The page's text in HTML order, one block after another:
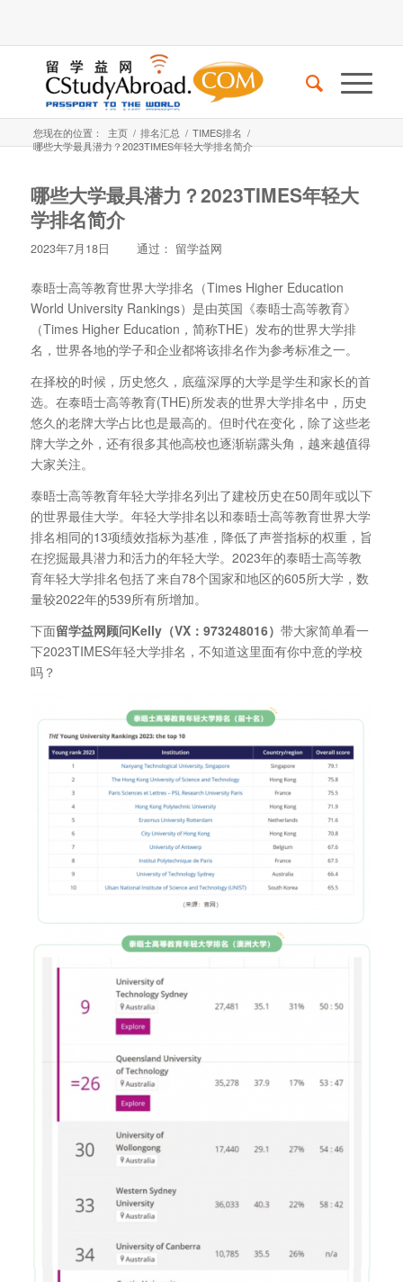
您现在的位置： 主页 / 排名汇总 / TIMES排名 /
哪些大学最具潜力？2023TIMES年轻大学排名简介
哪些大学最具潜力？2023TIMES年轻大
学排名简介
2023年7月18日 通过： 留学益网
泰晤士高等教育世界大学排名（Times Higher Education
World University Rankings）是由英国《泰晤士高等教育》
（Times Higher Education，简称THE）发布的世界大学排
名，世界各地的学子和企业都将该排名作为参考标准之一。
在择校的时候，历史悠久，底蕴深厚的大学是学生和家长的首
选。在泰晤士高等教育(THE)所发表的世界大学排名中，历史
悠久的老牌大学占比也是最高的。但时代在变化，除了这些老
牌大学之外，还有很多其他高校也逐渐崭露头角，越来越值得
大家关注。
泰晤士高等教育年轻大学排名列出了建校历史在50周年或以下
的世界最佳大学。年轻大学排名以和泰晤士高等教育世界大学
排名相同的13项绩效指标为基准，降低了声誉指标的权重，旨
在挖掘最具潜力和活力的年轻大学。2023年的泰晤士高等教
育年轻大学排名包括了来自78个国家和地区的605所大学，数
量较2022年的539所有所增加。
下面留学益网顾问Kelly（VX：973248016） 带大家简单看一
下2023TIMES年轻大学排名，不知道这里面有你中意的学校
吗？